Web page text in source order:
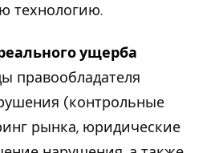
технологию.
ущерба
правообладателя
(контрольные
рынка, юридические